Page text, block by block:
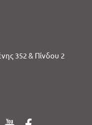
352 & Πίνδου 2